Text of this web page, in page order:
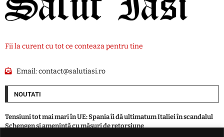
Fii la curent cu tot ce conteaza pentru tine
Email:contact@salutiasi.ro
NOUTATI
Tensiuni tot mai mari în UE: Spania îi dă ultimatum Italiei în scandalul
Schengen și amenință cu măsuri de retorsiune